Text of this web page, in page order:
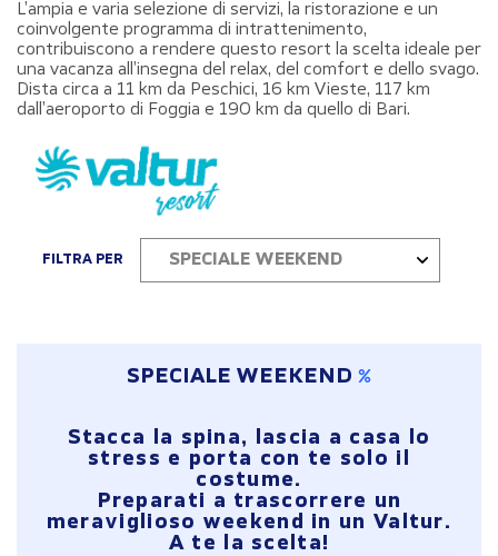
L’ampia e varia selezione di servizi, la ristorazione e un
coinvolgente programma di intrattenimento,
contribuiscono a rendere questo resort la scelta ideale per
una vacanza all’insegna del relax, del comfort e dello svago.
Dista circa a 11 km da Peschici, 16 km Vieste, 117 km
dall’aeroporto di Foggia e 190 km da quello di Bari.
FILTRA PER SPECIALE WEEKEND
SPECIALE WEEKEND
Stacca la spina, lascia a casa lo
stress e porta con te solo il
costume.
Preparati a trascorrere un
meraviglioso weekend in un Valtur.
A te la scelta!